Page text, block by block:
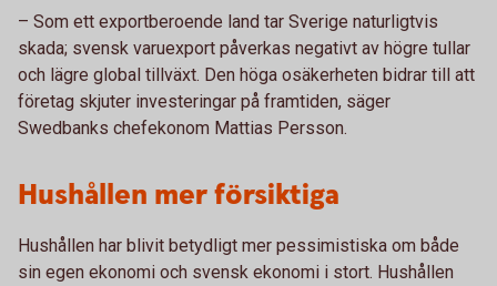
– Som ett exportberoende land tar Sverige naturligtvis
skada; svensk varuexport påverkas negativt av högre tullar
och lägre global tillväxt. Den höga osäkerheten bidrar till att
företag skjuter investeringar på framtiden, säger
Swedbanks chefekonom Mattias Persson.
Hushållen mer försiktiga
Hushållen har blivit betydligt mer pessimistiska om både
sin egen ekonomi och svensk ekonomi i stort. Hushållen